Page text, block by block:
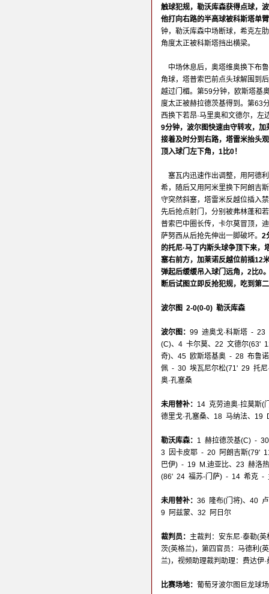
触球犯规，勒沃库森获得点球，
他打向右路的半高球被科斯塔单
钟，勒沃库森中场断球，希克左
角度太正被科斯塔挡出横梁。
中场休息后，奥塔维奥换下布
角球，塔普索巴前点头球解围到
越过门楣。第59分钟，欧斯塔基
度太正被赫拉德茨基得到。第63
西换下若昂·马里奥和文德尔，
9分钟，波尔图快速由守转攻，加
接着及时分到右路，塔雷米抬头
顶入球门左下角，1比0！
塞瓦内迅速作出调整，用阿德
希，随后又用阿米里换下阿朗吉
守突然斜塞，塔雷米反越位插入
先后抢点射门，分别被弗林蓬和
普索巴中圈长传，卡尔莫冒顶，
萨努西从后抢先伸出一脚破坏。 2
的托尼·马丁内斯头球争顶下来
塞右前方，加莱诺反越位前插12
弹起后缓缓吊入球门远角，2比0
断后试图立即反抢犯规，吃到第
波尔图 2-0(0-0) 勒沃库森
波尔图： 99 迪奥戈·科斯塔 - 23
(C)、4 卡尔莫、22 文德尔(63'
奇)、45 欧斯塔基奥 - 28 布鲁
佩 - 30 埃瓦尼尔松(71' 29 托尼
奥·孔塞桑
未用替补： 14 克劳迪奥·拉莫斯(
德里戈·孔塞桑、18 马纳法、19
勒沃库森： 1 赫拉德茨基(C) -
3 因卡皮耶 - 20 阿朗吉斯(79'
巴伊) - 19 M.迪亚比、23 赫洛
(86' 24 福苏-门萨) - 14 希克 -
未用替补： 36 隆布(门将)、40
9 阿兹蒙、32 阿日尔
裁判员： 主裁判：安东尼·泰勒(
茨(英格兰)，第四官员：马德利(
兰)，视频助理裁判助理：费达伊·
比赛场地： 葡萄牙波尔图巨龙球